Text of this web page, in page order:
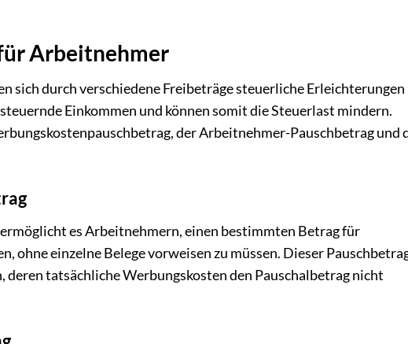
Arbeitnehmer
sich durch verschiedene Freibeträge steuerliche Erleichterungen
Einkommen und können somit die Steuerlast mindern.
der Arbeitnehmer-Pauschbetrag und
es Arbeitnehmern, einen bestimmten Betrag für
ohne einzelne Belege vorweisen zu müssen. Dieser
tatsächliche Werbungskosten den Pauschalbetrag nicht